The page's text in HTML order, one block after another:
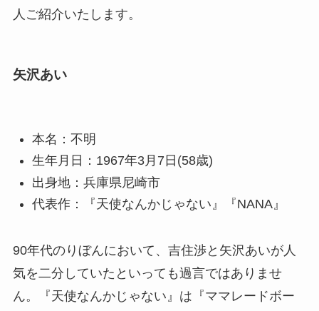
人ご紹介いたします。
矢沢あい
本名：不明
生年月日：1967年3月7日(58歳)
出身地：兵庫県尼崎市
代表作：『天使なんかじゃない』『NANA』
90年代のりぼんにおいて、吉住渉と矢沢あいが人
気を二分していたといっても過言ではありませ
ん。『天使なんかじゃない』は『ママレードボー